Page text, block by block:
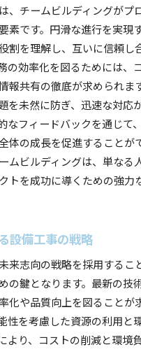
、チームビルディングがプ
素です。円滑な進行を実現
割を理解し、互いに信頼し
の効率化を図るためには、
報共有の徹底が求められま
を未然に防ぎ、迅速な対応
なフィードバックを通じて
体の成長を促進することが
ムビルディングは、単なる
トを成功に導くための強力
設備工事の戦略
来志向の戦略を採用するこ
の鍵となります。最新の技
化や品質向上を図ることが
性を考慮した資源の利用と
より、コストの削減と環境